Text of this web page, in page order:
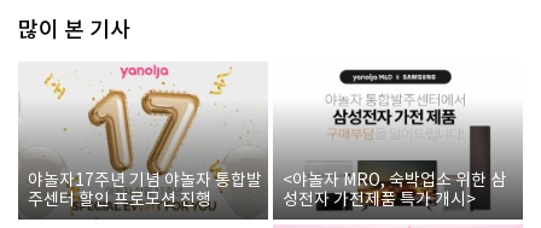
많이 본 기사
야놀자17주년 기념 야놀자 통합발
주센터 할인 프로모션 진행
<야놀자 MRO, 숙박업소 위한 삼
성전자 가전제품 특가 개시>